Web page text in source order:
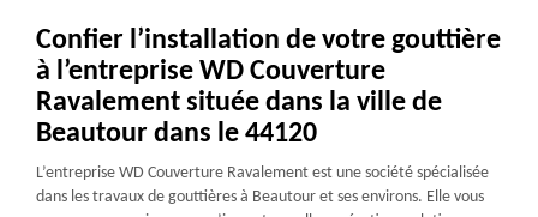
Confier l’installation de votre gouttière
à l’entreprise WD Couverture
Ravalement située dans la ville de
Beautour dans le 44120
L’entreprise WD Couverture Ravalement est une société spécialisée
dans les travaux de gouttières à Beautour et ses environs. Elle vous